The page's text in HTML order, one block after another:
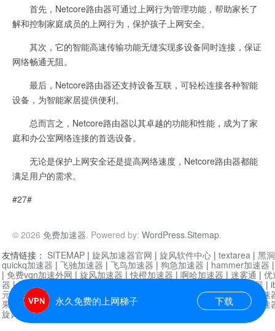
首先，Netcore路由器可通过上网行为管理功能，帮助家长了
解和控制家庭成员的上网行为，保护孩子上网安全。
其次，它的智能高速传输功能无缝实现多设备同时连接，保证
网络畅通无阻。
最后，Netcore路由器还支持设备互联，可轻松连接各种智能
设备，为智能家居提供便利。
总而言之，Netcore路由器以其卓越的功能和性能，成为了家
庭和办公室网络连接的首选设备。
无论是保护上网安全还是提高网络速度，Netcore路由器都能
满足用户的需求。
#27#
© 2026 免费加速器. Powered by: WordPress.Sitemap.
永久免费的上网梯子 下载
友情链接： SITEMAP | 旋风加速器官网 | 旋风软件中心 | textarea | 黑
quickq加速器 | 飞驰加速器 | 飞鸟加速器 | 狗急加速器 | hammer加速器
| 免费vqn加速外网 | 旋风加速器 |快橙加速器 | 啊哈加速器 | 迷雾通 | 优
器 |快柠檬加速器 anycast加速器 |
元机场加速器
| 一元机场 | 老王加速器 |白石山|小牛加速
果加速器|黑洞加速|银河加速器|猎豹加速器 海鸥加速器|
芒果加速
旋风加速器度器